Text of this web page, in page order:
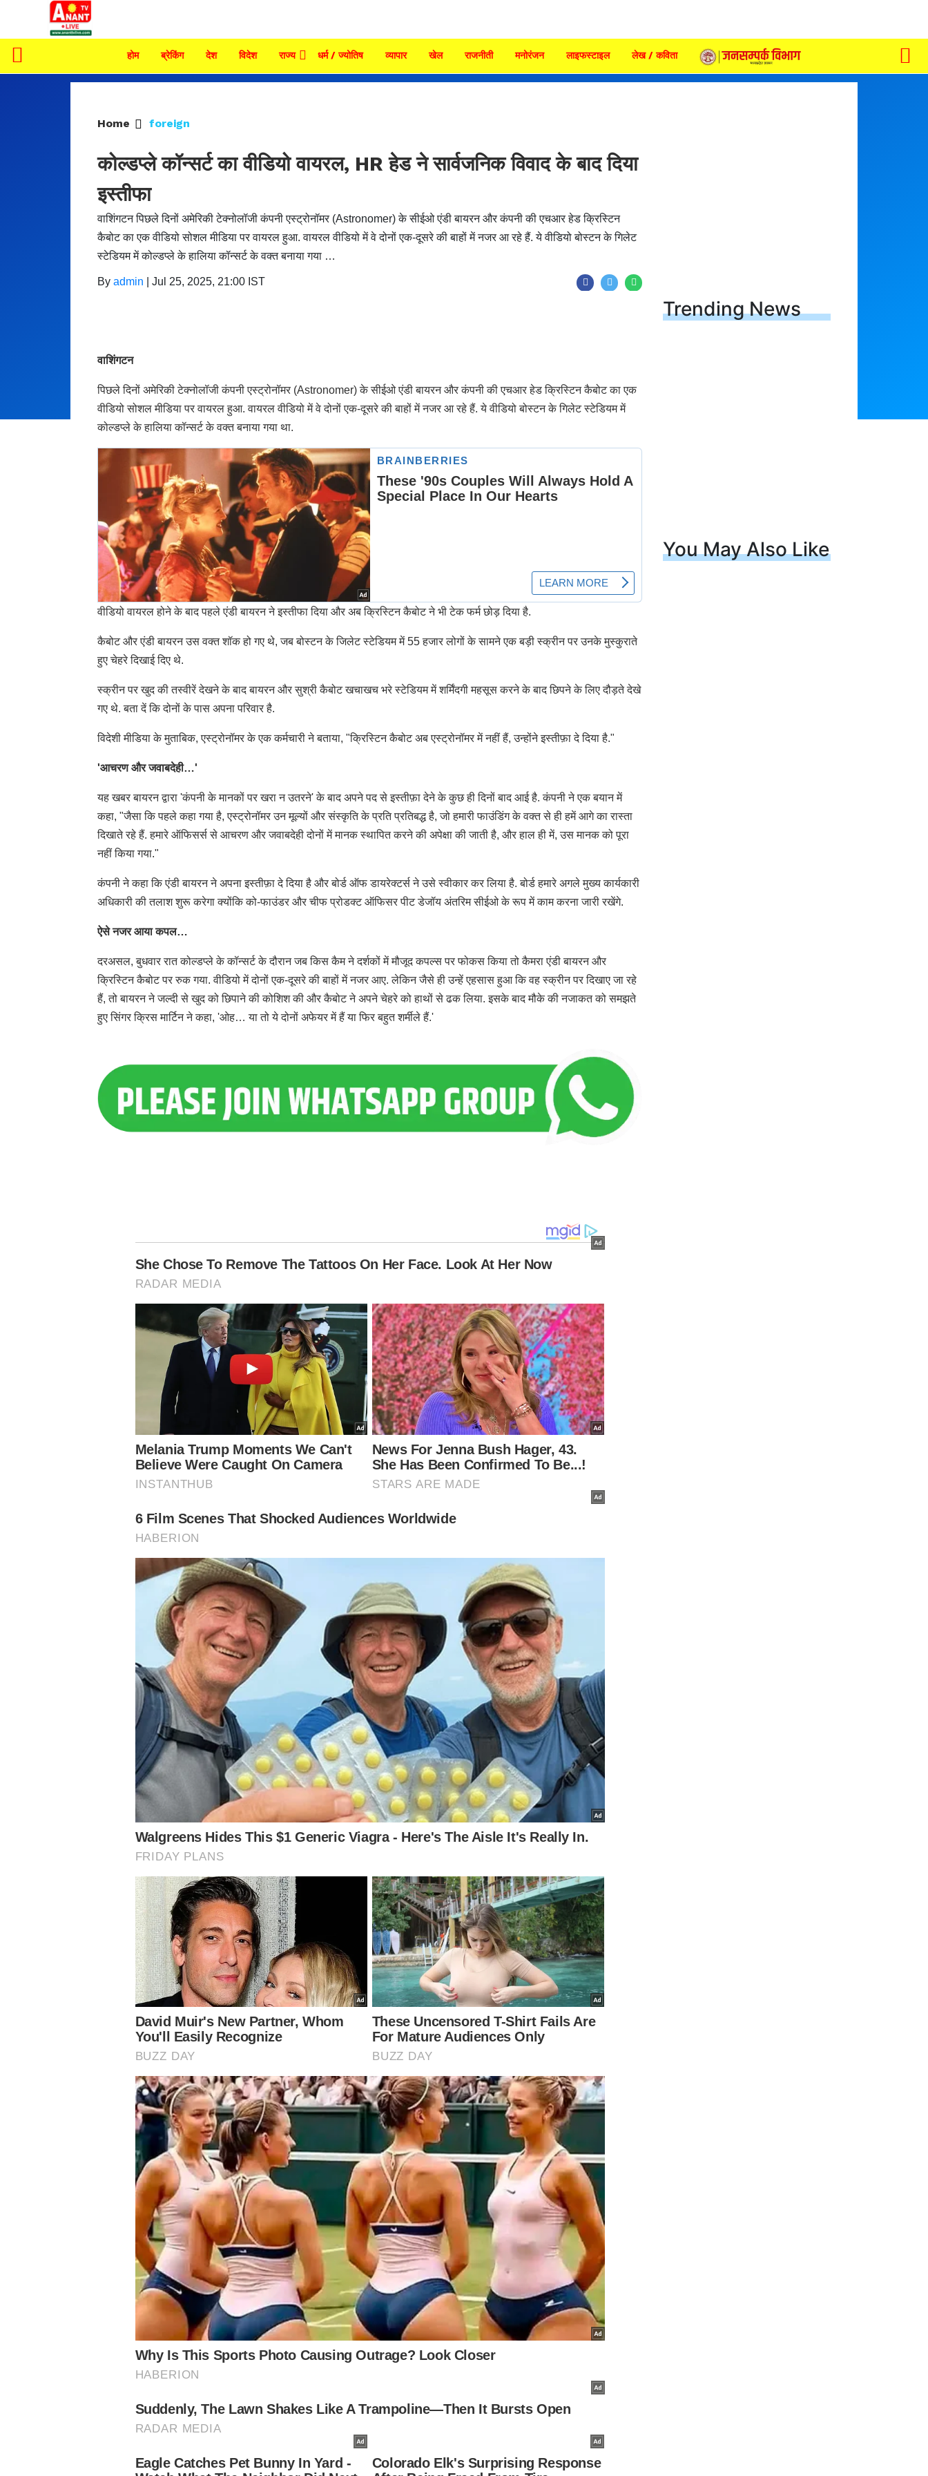
होम ब्रेकिंग देश विदेश राज्य धर्म / ज्योतिष व्यापार खेल राजनीती मनोरंजन लाइफस्टाइल लेख / कविता
Home foreign
कोल्डप्ले कॉन्सर्ट का वीडियो वायरल, HR हेड ने सार्वजनिक विवाद के बाद दिया
इस्तीफा
वाशिंगटन पिछले दिनों अमेरिकी टेक्नोलॉजी कंपनी एस्ट्रोनॉमर (Astronomer) के सीईओ एंडी बायरन और कंपनी की एचआर हेड क्रिस्टिन
कैबोट का एक वीडियो सोशल मीडिया पर वायरल हुआ. वायरल वीडियो में वे दोनों एक-दूसरे की बाहों में नजर आ रहे हैं. ये वीडियो बोस्टन के गिलेट
स्टेडियम में कोल्डप्ले के हालिया कॉन्सर्ट के वक्त बनाया गया …
By admin Jul 25, 2025, 21:00 IST
वाशिंगटन
पिछले दिनों अमेरिकी टेक्नोलॉजी कंपनी एस्ट्रोनॉमर (Astronomer) के सीईओ एंडी बायरन और कंपनी की एचआर हेड क्रिस्टिन कैबोट का एक
वीडियो सोशल मीडिया पर वायरल हुआ. वायरल वीडियो में वे दोनों एक-दूसरे की बाहों में नजर आ रहे हैं. ये वीडियो बोस्टन के गिलेट स्टेडियम में
कोल्डप्ले के हालिया कॉन्सर्ट के वक्त बनाया गया था.
वीडियो वायरल होने के बाद पहले एंडी बायरन ने इस्तीफा दिया और अब क्रिस्टिन कैबोट ने भी टेक फर्म छोड़ दिया है.
कैबोट और एंडी बायरन उस वक्त शॉक हो गए थे, जब बोस्टन के जिलेट स्टेडियम में 55 हजार लोगों के सामने एक बड़ी स्क्रीन पर उनके मुस्कुराते
हुए चेहरे दिखाई दिए थे.
स्क्रीन पर खुद की तस्वीरें देखने के बाद बायरन और सुश्री कैबोट खचाखच भरे स्टेडियम में शर्मिंदगी महसूस करने के बाद छिपने के लिए दौड़ते देखे
गए थे. बता दें कि दोनों के पास अपना परिवार है.
विदेशी मीडिया के मुताबिक, एस्ट्रोनॉमर के एक कर्मचारी ने बताया, "क्रिस्टिन कैबोट अब एस्ट्रोनॉमर में नहीं हैं, उन्होंने इस्तीफ़ा दे दिया है."
'आचरण और जवाबदेही…'
यह खबर बायरन द्वारा 'कंपनी के मानकों पर खरा न उतरने' के बाद अपने पद से इस्तीफ़ा देने के कुछ ही दिनों बाद आई है. कंपनी ने एक बयान में
कहा, "जैसा कि पहले कहा गया है, एस्ट्रोनॉमर उन मूल्यों और संस्कृति के प्रति प्रतिबद्ध है, जो हमारी फाउंडिंग के वक्त से ही हमें आगे का रास्ता
दिखाते रहे हैं. हमारे ऑफिसर्स से आचरण और जवाबदेही दोनों में मानक स्थापित करने की अपेक्षा की जाती है, और हाल ही में, उस मानक को पूरा
नहीं किया गया."
कंपनी ने कहा कि एंडी बायरन ने अपना इस्तीफ़ा दे दिया है और बोर्ड ऑफ डायरेक्टर्स ने उसे स्वीकार कर लिया है. बोर्ड हमारे अगले मुख्य कार्यकारी
अधिकारी की तलाश शुरू करेगा क्योंकि को-फाउंडर और चीफ प्रोडक्ट ऑफिसर पीट डेजॉय अंतरिम सीईओ के रूप में काम करना जारी रखेंगे.
ऐसे नजर आया कपल…
दरअसल, बुधवार रात कोल्डप्ले के कॉन्सर्ट के दौरान जब किस कैम ने दर्शकों में मौजूद कपल्स पर फोकस किया तो कैमरा एंडी बायरन और
क्रिस्टिन कैबोट पर रुक गया. वीडियो में दोनों एक-दूसरे की बाहों में नजर आए. लेकिन जैसे ही उन्हें एहसास हुआ कि वह स्क्रीन पर दिखाए जा रहे
हैं, तो बायरन ने जल्दी से खुद को छिपाने की कोशिश की और कैबोट ने अपने चेहरे को हाथों से ढक लिया. इसके बाद मौके की नजाकत को समझते
हुए सिंगर क्रिस मार्टिन ने कहा, 'ओह… या तो ये दोनों अफेयर में हैं या फिर बहुत शर्मीले हैं.'
Trending News
You May Also Like